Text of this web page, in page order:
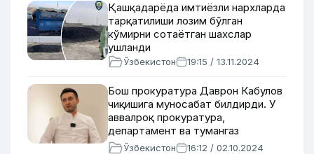
Қашқадарёда имтиёзли нархларда
тарқатилиши лозим бўлган
кўмирни сотаётган шахслар
ушланди
Ўзбекистон 19:15 / 13.11.2024
Бош прокуратура Даврон Кабулов
чиқишига муносабат билдирди. У
аввалроқ прокуратура,
департамент ва тумангаз
филиалидан норозилигини айтганди
Ўзбекистон 16:12 / 02.10.2024